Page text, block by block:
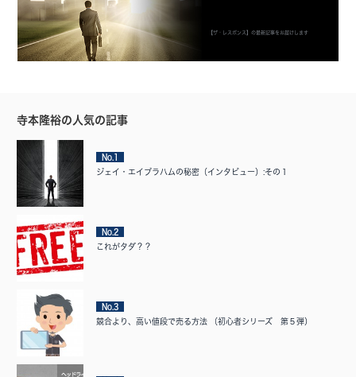
【ザ・レスポンス】の最新記事をお届けします
寺本隆裕の人気の記事
No.1
ジェイ・エイブラハムの秘密（インタビュー）:その１
No.2
これがタダ？？
No.3
競合より、高い値段で売る方法 （初心者シリーズ 第５弾）